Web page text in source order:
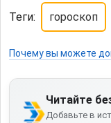
Теги: гороскоп
Почему вы можете
Читайте
Добавьте в